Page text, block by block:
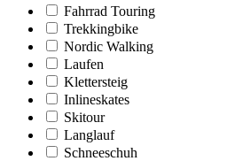
Fahrrad Touring
Trekkingbike
Nordic Walking
Laufen
Klettersteig
Inlineskates
Skitour
Langlauf
Schneeschuh